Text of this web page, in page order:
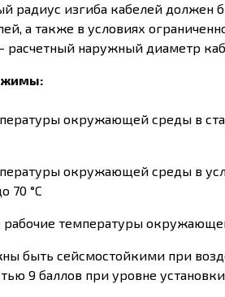
радиус изгиба кабелей должен
а также в условиях
- расчетный наружный диаметр
окружающей среды в
окружающей среды в
70 °С
температуры
быть сейсмостойкими при
9 баллов при уровне